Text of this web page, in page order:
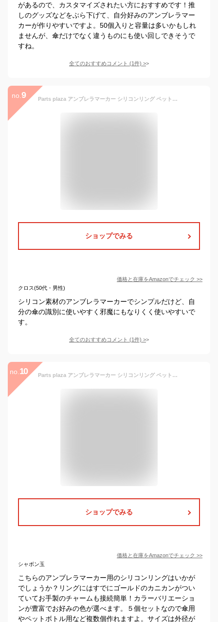
があるので、カスタマイズされたい方におすすめです！推
しのグッズなどをぶら下げて、自分好みのアンブレラマー
カーが作りやすいですよ。50個入りと容量は多いかもしれ
ませんが、傘だけでなく違うものにも使い回しできそうで
すね。
全てのおすすめコメント (1件) >
no. 9 Parts plaza アンブレラマーカー シリコンリング ペットボトルマーカー 5個/50個 シルバーカニカン付き (5個, 黄色)
ショップでみる
価格と在庫をAmazonでチェック >>
クロス(50代・男性)
シリコン素材のアンブレラマーカーでシンプルだけど、自
分の傘の識別に使いやすく邪魔にもなりくく使いやすいで
す。
全てのおすすめコメント (1件) >
no. 10 Parts plaza アンブレラマーカー シリコンリング ペットボトルマーカー 5個/50個 ゴールドカニカン付き (5個, むらさき)
ショップでみる
価格と在庫をAmazonでチェック >>
シャボン玉
こちらのアンブレラマーカー用のシリコンリングはいかが
でしょうか？リングにはすでにゴールドのカニカンがつい
ていてお手製のチャームも接続簡単！カラーバリエーショ
ンが豊富でお好みの色が選べます。５個セットなので傘用
やペットボトル用など複数個作れますよ。サイズは外径が